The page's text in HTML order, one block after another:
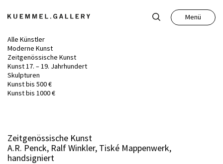
Kunst
Auktion
Menü
Alle Künstler
Moderne Kunst
Zeitgenössische Kunst
Kunst 17. – 19. Jahrhundert
Skulpturen
Kunst bis 500 €
Kunst bis 1000 €
Zeitgenössische Kunst
A.R. Penck, Ralf Winkler, Tiské Mappenwerk,
handsigniert